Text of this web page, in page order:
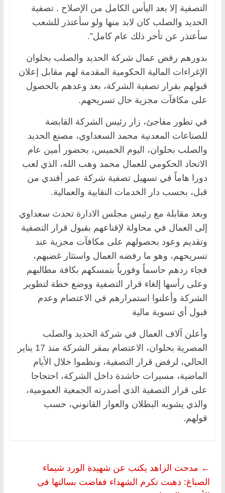
التصفية إلا بعد اليأس الكامل من الإصلاح . تصفية
الحديد والصلب كان لابد منها ولو سأعتذر للشعب
سأعتذر عن تأخر ذلك عام كامل”.
بدورهم رفض عمال شركة الحديد والصلب بحلوان
الإغراءات المالية الحكومية المقدمة لهم مقابل إعلان
قبولهم بقرار تصفية الشركة، بعد وعدهم بالحصول
على مكافآت مجزية حال تسريحهم.
في تطور مفاجئ، زار رئيس الشركة القابضة
للصناعات المعدنية محمد السعداوي، مصنع الحديد
والصلب بحلوان، اليوم الخميس، بحضور أمين عام
الاتحاد الحكومي للعمال محمد وهب الله، الذي لعب
دورا هاماً في تسهيل تصفية شركة عمر أفندي من
قبل، بحسب دار الخدمات النقابية والعمالية.
وبعد مقابلة مع رئيس مجلس الادارة تحدث سعداوي
إلى العمال في محاولة لإقناعهم بقبول قرار التصفية
وتقديم وعود بحصولهم على مكافآت مجزية عند
تسريحهم، وهو ما رفضه العمال واستثار غضبهم،
فجاء ردهم حاسماً وفورياُ بتمسكهم بكافة مطالبهم
وعلى رأسها إلغاء قرار التصفية ووضع خطة لتطوير
الشركة وأعلنوا استمرارهم في الاعتصام وعدم
قبول أي تسوية مالية
وأعلن آلاف العمال في شركة الحديد والصلب
المصرية بحلوان، الاعتصام بمقر الشركة منذ 17 يناير
الحالي، لرفض قرار التصفية، ونظموا خلال الأيام
الماضية، مسيرات حاشدة داخل الشركة، احتجاجا
على قرار التصفية الذي أصدرته الجمعية العمومية،
والذي يشوبه البطلان والعوار القانوني، حسب
قولهم.
← مدحت الزاهد يكتب عن شهيدة الورد شيماء
الصباغ: ذهبت تكرم الشهداء ففاضت بسالتها فى